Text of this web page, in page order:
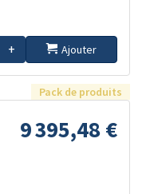
+ Ajouter
Pack de produits
9 395,48 €